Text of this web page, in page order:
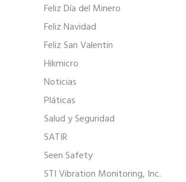
Feliz Día del Minero
Feliz Navidad
Feliz San Valentin
Hikmicro
Noticias
Pláticas
Salud y Seguridad
SATIR
Seen Safety
STI Vibration Monitoring, Inc.